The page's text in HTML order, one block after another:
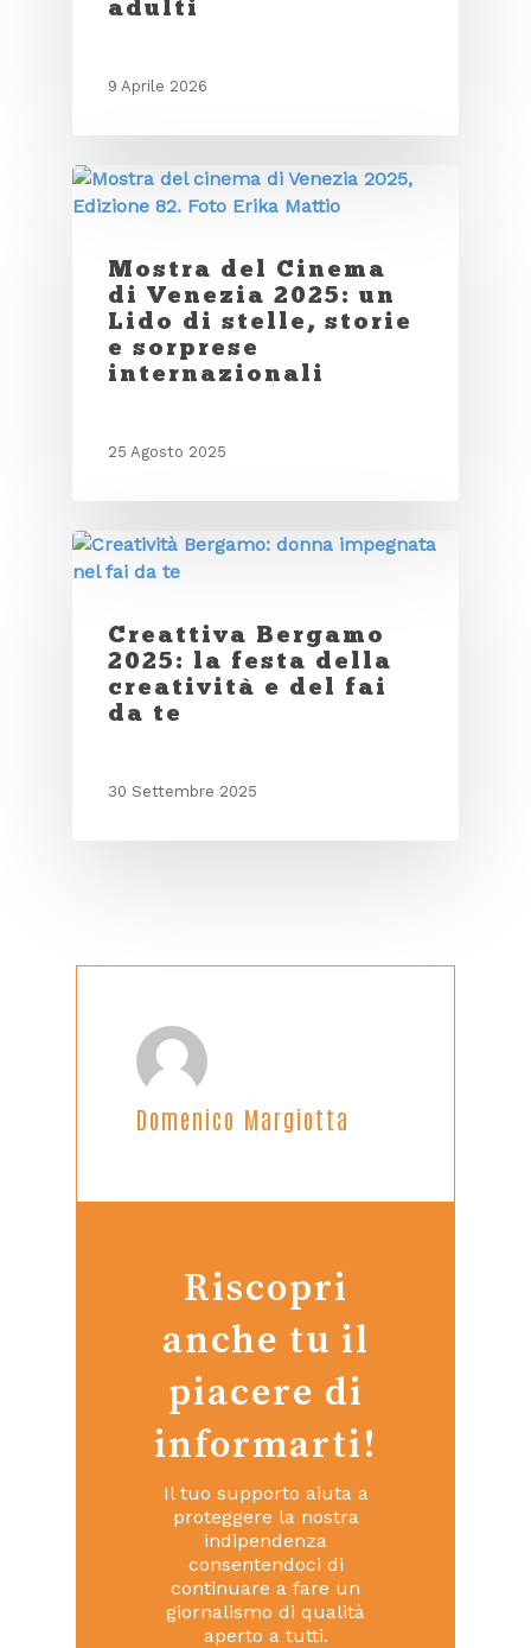
adulti
9 Aprile 2026
Mostra del Cinema
di Venezia 2025: un
Lido di stelle, storie
e sorprese
internazionali
25 Agosto 2025
Creattiva Bergamo
2025: la festa della
creatività e del fai
da te
30 Settembre 2025
Domenico Margiotta
Riscopri
anche tu il
piacere di
informarti!
Il tuo supporto aiuta a
proteggere la nostra
indipendenza
consentendoci di
continuare a fare un
giornalismo di qualità
aperto a tutti.